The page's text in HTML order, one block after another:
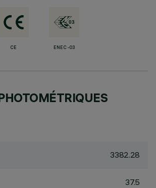
CE ENEC-03
3382.28
37.5